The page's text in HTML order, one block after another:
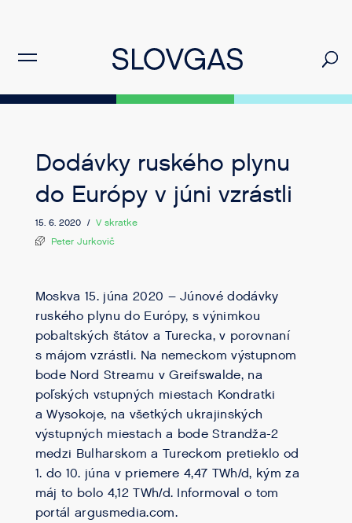
Dodávky ruského plynu
do Európy v júni vzrástli
15. 6. 2020 / V skratke
Peter Jurkovič
Moskva 15. júna 2020 – Júnové dodávky
ruského plynu do Európy, s výnimkou
pobaltských štátov a Turecka, v porovnaní
s májom vzrástli. Na nemeckom výstupnom
bode Nord Streamu v Greifswalde, na
poľských vstupných miestach Kondratki
a Wysokoje, na všetkých ukrajinských
výstupných miestach a bode Strandža-2
medzi Bulharskom a Tureckom pretieklo od
1. do 10. júna v priemere 4,47 TWh/d, kým za
máj to bolo 4,12 TWh/d. Informoval o tom
portál argusmedia.com.